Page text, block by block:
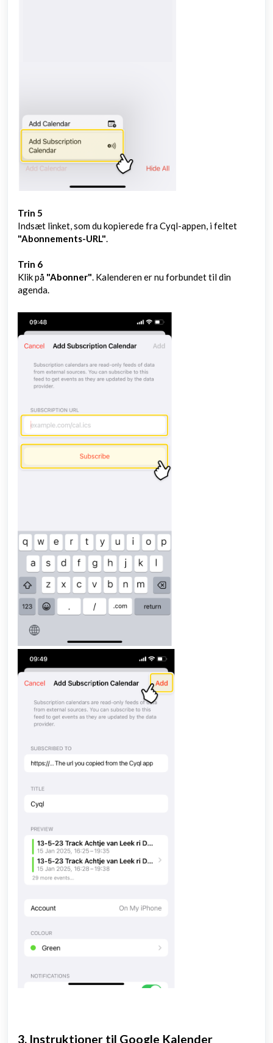
Trin 5
Indsæt linket, som du kopierede fra Cyql-appen, i feltet
"Abonnements-URL".
Trin 6
Klik på "Abonner". Kalenderen er nu forbundet til din
agenda.
3. Instruktioner til Google Kalender